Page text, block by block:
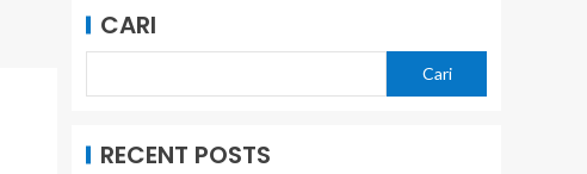
CARI
Cari
RECENT POSTS